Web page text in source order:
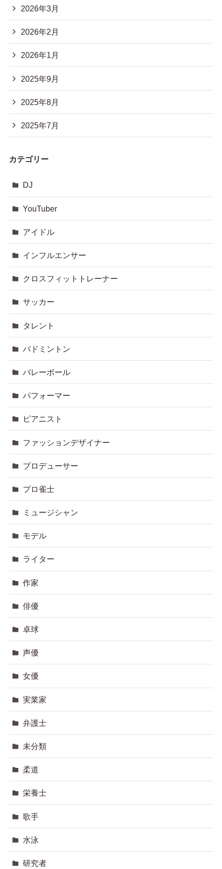
2026年3月
2026年2月
2026年1月
2025年9月
2025年8月
2025年7月
カテゴリー
DJ
YouTuber
アイドル
インフルエンサー
クロスフィットトレーナー
サッカー
タレント
バドミントン
バレーボール
パフォーマー
ピアニスト
ファッションデザイナー
プロデューサー
プロ雀士
ミュージシャン
モデル
ライター
作家
俳優
卓球
声優
女優
実業家
弁護士
未分類
柔道
栄養士
歌手
水泳
研究者